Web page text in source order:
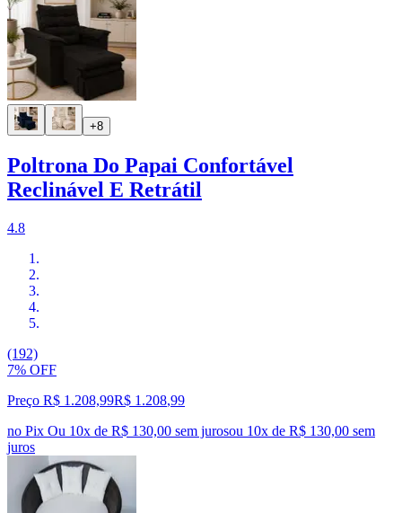
+8
Poltrona Do Papai Confortável
Reclinável E Retrátil
4.8
(192)
7% OFF
Preço R$ 1.208,99R$ 1.208,99
no Pix Ou 10x de R$ 130,00 sem jurosou 10x de R$ 130,00 sem
juros